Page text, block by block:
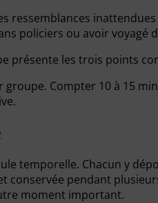
ressemblances
policiers ou avoir voyagé
présente les trois points
Compter 10 à 15
temporelle. Chacun y
conservée pendant
moment important.